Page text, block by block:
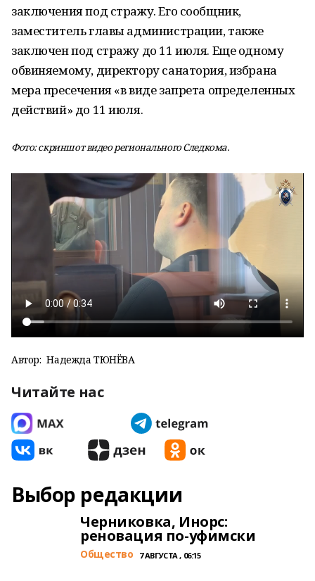
заключения под стражу. Его сообщник,
заместитель главы администрации, также
заключен под стражу до 11 июля. Еще одному
обвиняемому, директору санатория, избрана
мера пресечения «в виде запрета определенных
действий» до 11 июля.
Фото: скриншот видео регионального Следкома.
Автор: Надежда ТЮНЁВА
Читайте нас
Выбор редакции
Черниковка, Инорс:
реновация по-уфимски
Общество 7 АВГУСТА , 06:15